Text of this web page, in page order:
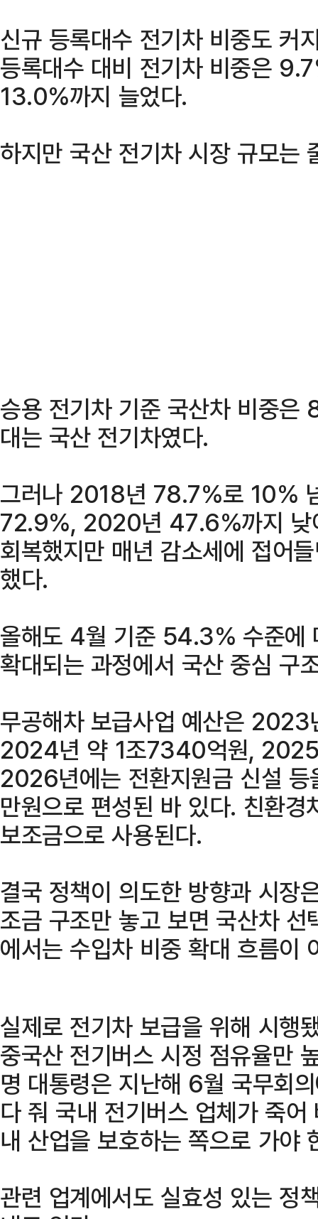
신규 등록대수 전기차 비중도
등록대수 대비 전기차 비중은
13.0%까지 늘었다.
하지만 국산 전기차 시장 규모는
승용 전기차 기준 국산차 비중
대는 국산 전기차였다.
그러나 2018년 78.7%로 10%
72.9%, 2020년 47.6%까지
회복했지만 매년 감소세에 접어
했다.
올해도 4월 기준 54.3% 수준에
확대되는 과정에서 국산 중심 구
무공해차 보급사업 예산은
2024년 약 1조7340억원,
2026년에는 전환지원금 신설
만원으로 편성된 바 있다. 친환
보조금으로 사용된다.
결국 정책이 의도한 방향과 시장
조금 구조만 놓고 보면 국산차
에서는 수입차 비중 확대 흐름이
실제로 전기차 보급을 위해 시행
중국산 전기버스 시정 점유율만
명 대통령은 지난해 6월 국무회
다 줘 국내 전기버스 업체가 죽
내 산업을 보호하는 쪽으로 가야
관련 업계에서도 실효성 있는 정